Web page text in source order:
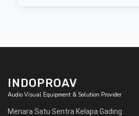
INDOPROAV
Audio Visual Equipment & Solution Provider
Menara Satu Sentra Kelapa Gading